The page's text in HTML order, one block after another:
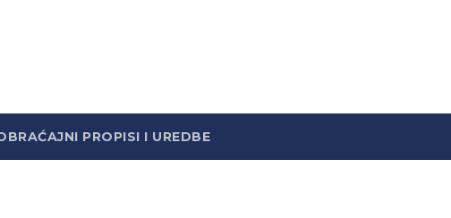
PROPISI I UREDBE